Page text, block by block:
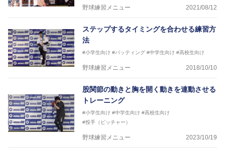
野球練習メニュー 2021/08/12
ステップするタイミングを合わせる練習方
法
#小学生向け #バッティング #中学生向け #高校生向け
野球練習メニュー 2018/10/10
股関節の動きと胸を開く動きを連動させる
トレーニング
#小学生向け #中学生向け #高校生向け
#投手（ピッチャー）
野球練習メニュー 2023/10/19